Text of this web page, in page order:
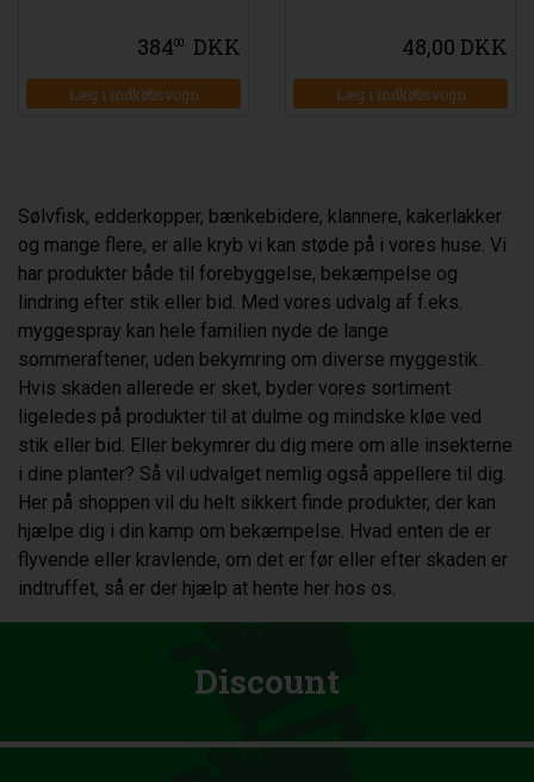
38400 DKK 48,00 DKK
Sølvfisk, edderkopper, bænkebidere, klannere, kakerlakker
og mange flere, er alle kryb vi kan støde på i vores huse. Vi
har produkter både til forebyggelse, bekæmpelse og
lindring efter stik eller bid. Med vores udvalg af f.eks.
myggespray kan hele familien nyde de lange
sommeraftener, uden bekymring om diverse myggestik.
Hvis skaden allerede er sket, byder vores sortiment
ligeledes på produkter til at dulme og mindske kløe ved
stik eller bid. Eller bekymrer du dig mere om alle insekterne
i dine planter? Så vil udvalget nemlig også appellere til dig.
Her på shoppen vil du helt sikkert finde produkter, der kan
hjælpe dig i din kamp om bekæmpelse. Hvad enten de er
flyvende eller kravlende, om det er før eller efter skaden er
indtruffet, så er der hjælp at hente her hos os.
Discount